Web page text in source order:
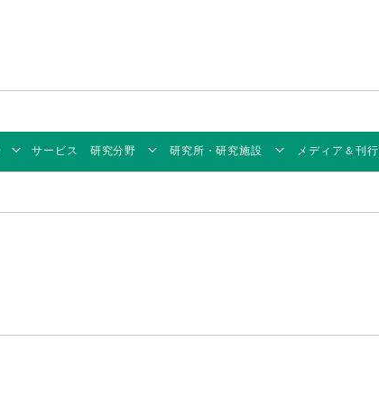
サービス 研究分野 研究所・研究施設 メディア＆刊